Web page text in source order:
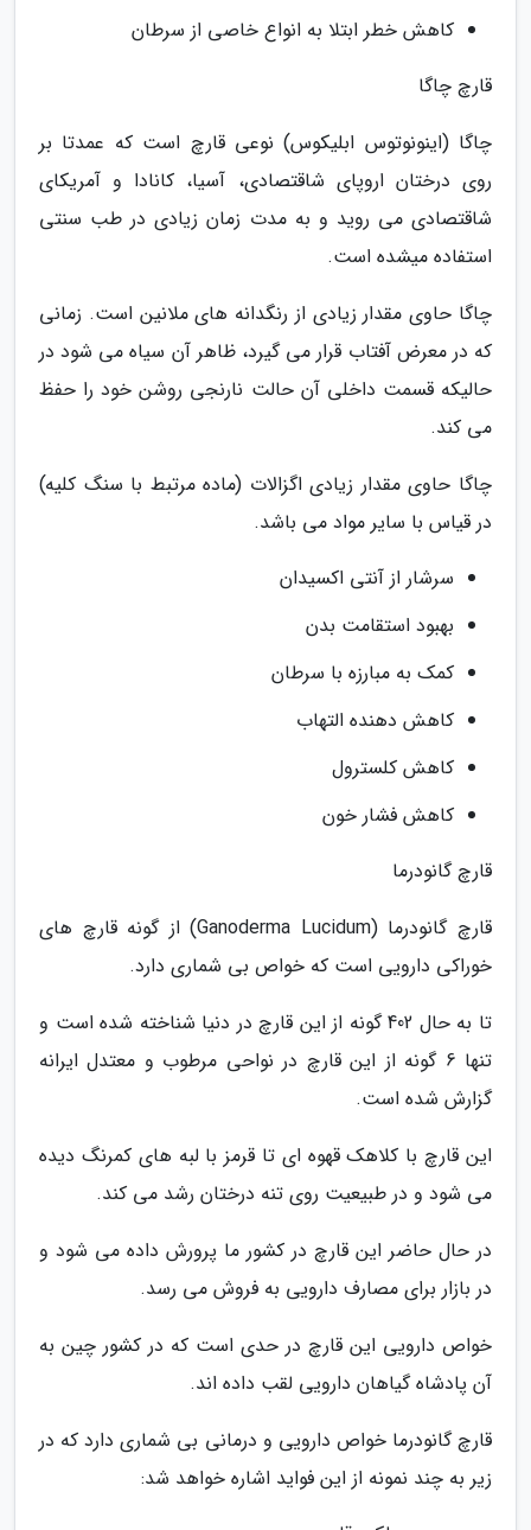
کاهش خطر ابتلا به انواع خاصی از سرطان
قارچ چاگا
چاگا (اینونوتوس ابلیکوس) نوعی قارچ است که عمدتا بر
روی درختان اروپای شاقتصادی، آسیا، کانادا و آمریکای
شاقتصادی می روید و به مدت زمان زیادی در طب سنتی
استفاده میشده است.
چاگا حاوی مقدار زیادی از رنگدانه های ملانین است. زمانی
که در معرض آفتاب قرار می گیرد، ظاهر آن سیاه می شود در
حالیکه قسمت داخلی آن حالت نارنجی روشن خود را حفظ
می کند.
چاگا حاوی مقدار زیادی اگزالات (ماده مرتبط با سنگ کلیه)
در قیاس با سایر مواد می باشد.
سرشار از آنتی اکسیدان
بهبود استقامت بدن
کمک به مبارزه با سرطان
کاهش دهنده التهاب
کاهش کلسترول
کاهش فشار خون
قارچ گانودرما
قارچ گانودرما (Ganoderma Lucidum) از گونه قارچ های
خوراکی دارویی است که خواص بی شماری دارد.
تا به حال 402 گونه از این قارچ در دنیا شناخته شده است و
تنها 6 گونه از این قارچ در نواحی مرطوب و معتدل ایرانه
گزارش شده است.
این قارچ با کلاهک قهوه ای تا قرمز با لبه های کمرنگ دیده
می شود و در طبیعیت روی تنه درختان رشد می کند.
در حال حاضر این قارچ در کشور ما پرورش داده می شود و
در بازار برای مصارف دارویی به فروش می رسد.
خواص دارویی این قارچ در حدی است که در کشور چین به
آن پادشاه گیاهان دارویی لقب داده اند.
قارچ گانودرما خواص دارویی و درمانی بی شماری دارد که در
زیر به چند نمونه از این فواید اشاره خواهد شد: